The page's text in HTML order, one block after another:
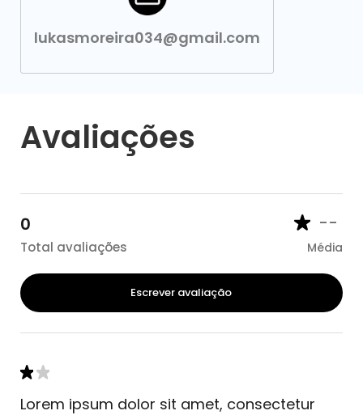
lukasmoreira034@gmail.com
Avaliações
0
Total avaliações
--
Média
Escrever avaliação
Lorem ipsum dolor sit amet, consectetur